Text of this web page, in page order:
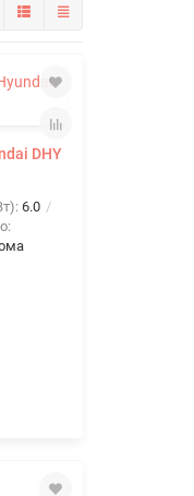
DHY
6.0